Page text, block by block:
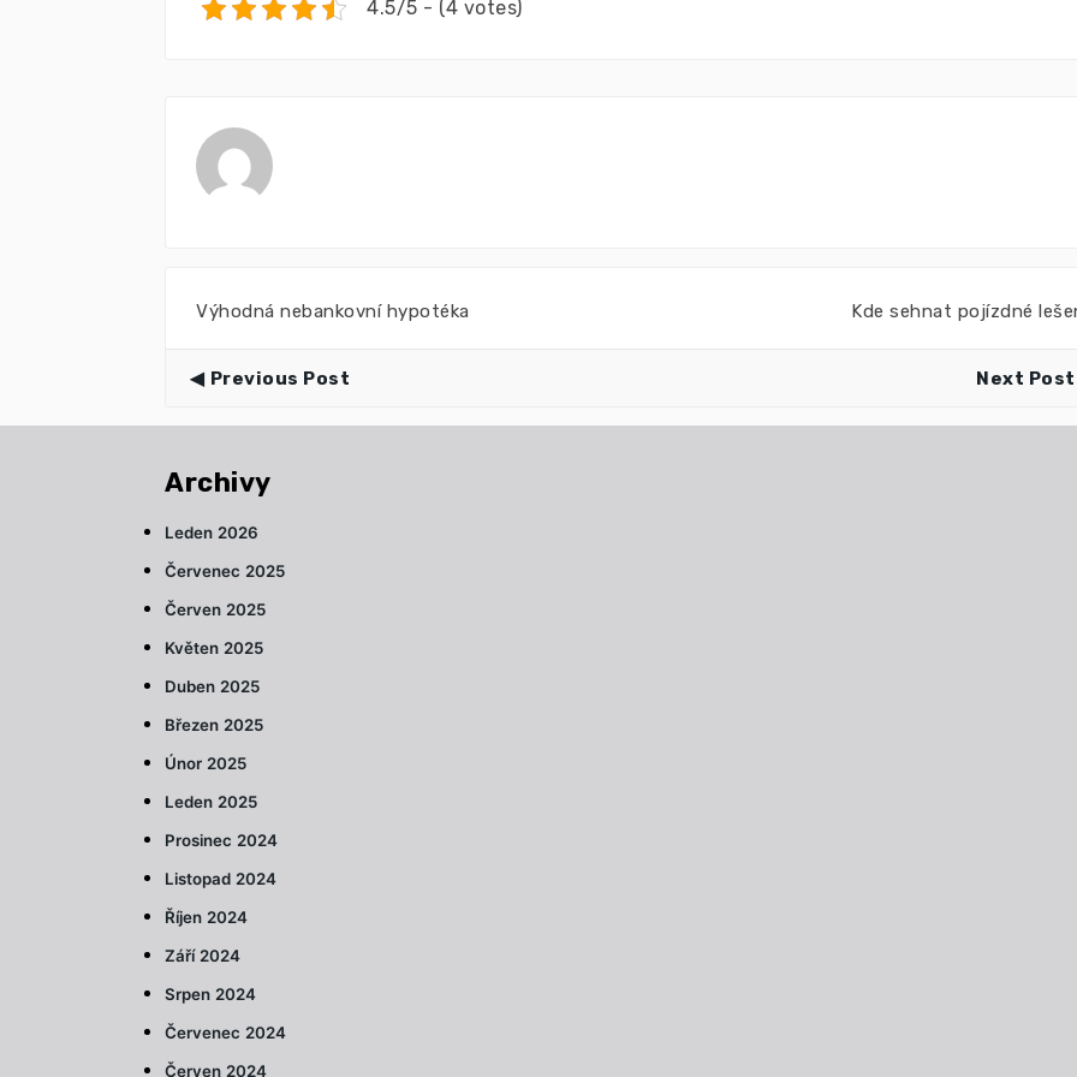
4.5/5 - (4 votes)
Výhodná nebankovní hypotéka Kde sehnat pojízdné
Previous Post Next Post
Archivy
Leden 2026
Červenec 2025
Červen 2025
Květen 2025
Duben 2025
Březen 2025
Únor 2025
Leden 2025
Prosinec 2024
Listopad 2024
Říjen 2024
Září 2024
Srpen 2024
Červenec 2024
Červen 2024